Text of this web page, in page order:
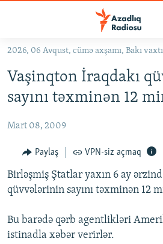
Əsas
qayıt
Əsas
naviqasiyaya
qayıt
#İZAHLA
KORRUPSIOMETR
#ƏSLINDƏ
FƏRQƏ BAX
QANUNI DOĞRU
ARAŞDIRMA
MULTIMEDIA
VIDEO
RADIO ARXIV
2026, 06 Avqust, cümə axşamı, Bakı
Vaşinqton İraqdakı
sayını təxminən 12
Mart 08, 2009
Paylaş VPN-siz açmaq
Birləşmiş Ştatlar yaxın 6 ay
qüvvələrinin sayını təxminən 12
Bu barədə qərb agentlikləri
istinadla xəbər verirlər.